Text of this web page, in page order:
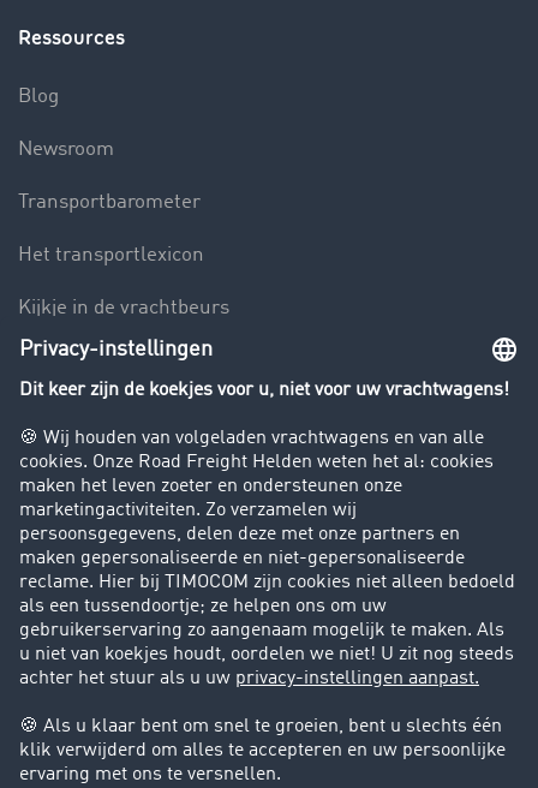
Ressources
Blog
Newsroom
Transportbarometer
Het transportlexicon
Kijkje in de vrachtbeurs
Rijverbod voor vrachtwagens
Bedrijf
Success Stories
Klanten werven klanten
Support
Contact
Juridische informatie
Juridische info